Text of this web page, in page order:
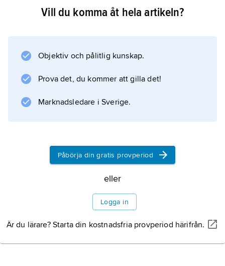
François Darlan blev 1936 chef för marinen,
kapitulerade i juni 1940 blev Darlan även
Nordafrika, där den en kort tid senare sänktes
av britterna för att den inte skulle falla i
tyskarnas
Information om artikeln
Vill du komma åt hela artikeln?
Objektiv och pålitlig kunskap.
Prova det, du kommer att gilla det!
Marknadsledare i Sverige.
Påbörja din gratis provperiod
eller
Logga in
Är du lärare? Starta din kostnadsfria provperiod härifrån.